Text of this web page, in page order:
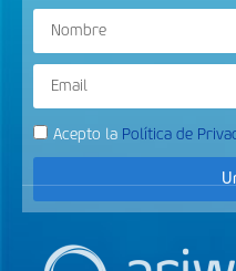
Acepto la Política de